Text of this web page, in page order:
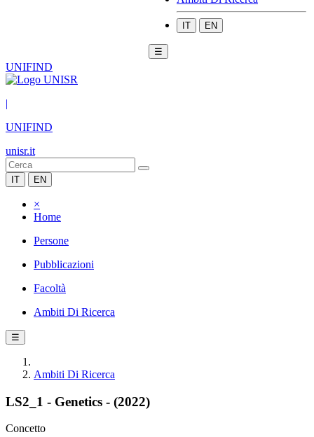
IT EN
☰
UNIFIND
|
UNIFIND
unisr.it
IT EN
×
Home
Persone
Pubblicazioni
Facoltà
Ambiti Di Ricerca
☰
Ambiti Di Ricerca
LS2_1 - Genetics - (2022)
Concetto